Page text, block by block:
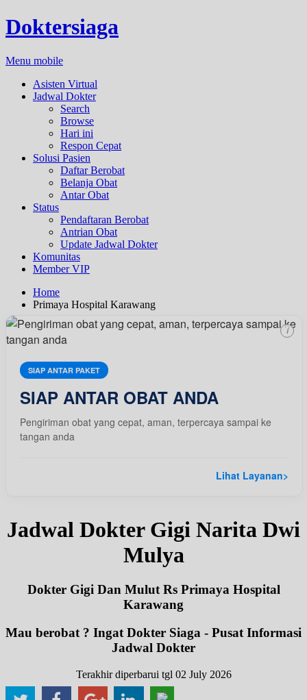
Doktersiaga
Menu mobile
Asisten Virtual
Jadwal Dokter
Search
Browse
Hari ini
Respon Cepat
Solusi Pasien
Daftar Berobat
Belanja Obat
Antar Obat
Status
Pendaftaran Berobat
Antrian Obat
Update Jadwal Dokter
Komunitas
Member VIP
Home
Primaya Hospital Karawang
SIAP ANTAR PAKET
SIAP ANTAR OBAT ANDA
Pengiriman obat yang cepat, aman, terpercaya sampai ke
tangan anda
Lihat Layanan>
i
Jadwal Dokter Gigi Narita Dwi
Mulya
Dokter Gigi Dan Mulut Rs Primaya Hospital
Karawang
Mau berobat ? Ingat Dokter Siaga - Pusat Informasi
Jadwal Dokter
Terakhir diperbarui tgl 02 July 2026